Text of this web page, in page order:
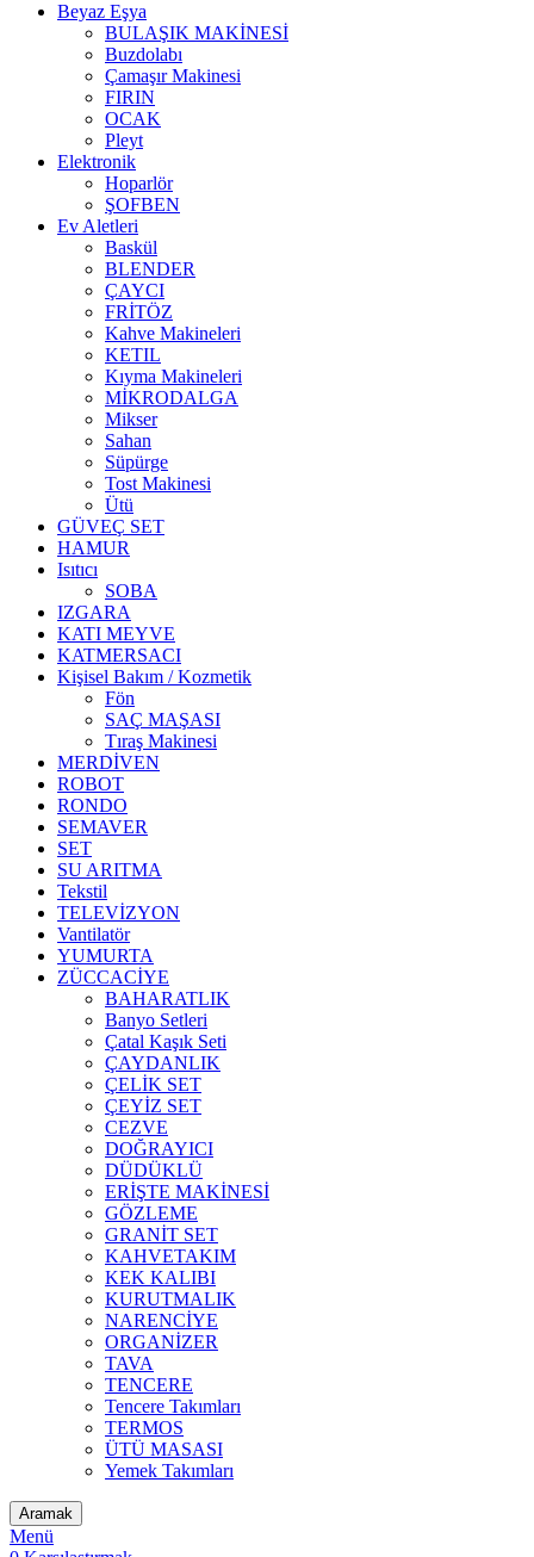
Beyaz Eşya
BULAŞIK MAKİNESİ
Buzdolabı
Çamaşır Makinesi
FIRIN
OCAK
Pleyt
Elektronik
Hoparlör
ŞOFBEN
Ev Aletleri
Baskül
BLENDER
ÇAYCI
FRİTÖZ
Kahve Makineleri
KETIL
Kıyma Makineleri
MİKRODALGA
Mikser
Sahan
Süpürge
Tost Makinesi
Ütü
GÜVEÇ SET
HAMUR
Isıtıcı
SOBA
IZGARA
KATI MEYVE
KATMERSACI
Kişisel Bakım / Kozmetik
Fön
SAÇ MAŞASI
Tıraş Makinesi
MERDİVEN
ROBOT
RONDO
SEMAVER
SET
SU ARITMA
Tekstil
TELEVİZYON
Vantilatör
YUMURTA
ZÜCCACİYE
BAHARATLIK
Banyo Setleri
Çatal Kaşık Seti
ÇAYDANLIK
ÇELİK SET
ÇEYİZ SET
CEZVE
DOĞRAYICI
DÜDÜKLÜ
ERİŞTE MAKİNESİ
GÖZLEME
GRANİT SET
KAHVETAKIM
KEK KALIBI
KURUTMALIK
NARENCİYE
ORGANİZER
TAVA
TENCERE
Tencere Takımları
TERMOS
ÜTÜ MASASI
Yemek Takımları
Aramak
Menü